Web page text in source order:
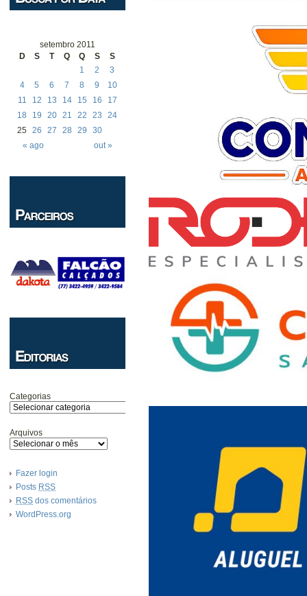
setembro 2011
D
S T Q Q S S
« ago out »
1 2
3
4
5 6 7 8 9
10
11
12 13 14 15 16
17
18
19 20 21 22 23
24
25 26 27 28 29 30
Categorias
Arquivos
Fazer login
Posts RSS
RSS dos comentários
WordPress.org